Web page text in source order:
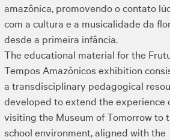
amazônica, promovendo o contato
com a cultura e a musicalidade da
desde a primeira infância.
The educational material for the
Tempos Amazônicos exhibition
a transdisciplinary pedagogical
developed to extend the experience
visiting the Museum of Tomorrow to
school environment, aligned with the